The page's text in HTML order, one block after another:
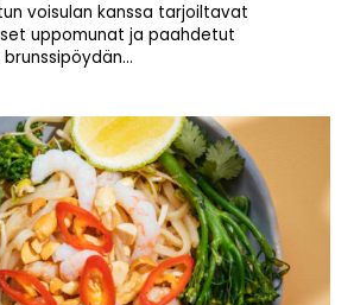
voisulan kanssa tarjoiltavat
uppomunat ja paahdetut